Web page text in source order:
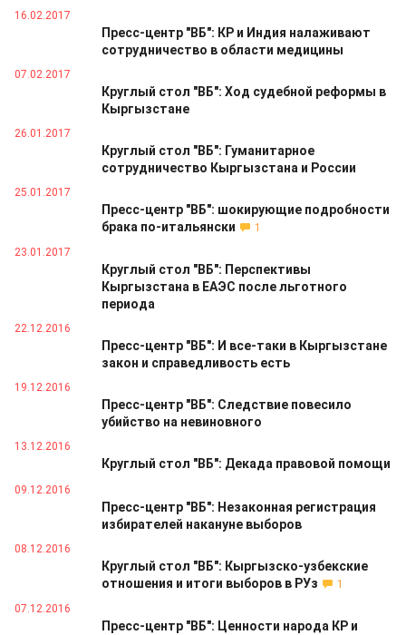
16.02.2017
Пресс-центр "ВБ": КР и Индия налаживают
сотрудничество в области медицины
07.02.2017
Круглый стол "ВБ": Ход судебной реформы в
Кыргызстане
26.01.2017
Круглый стол "ВБ": Гуманитарное
сотрудничество Кыргызстана и России
25.01.2017
Пресс-центр "ВБ": шокирующие подробности
брака по-итальянски
1
23.01.2017
Круглый стол "ВБ": Перспективы
Кыргызстана в ЕАЭС после льготного
периода
22.12.2016
Пресс-центр "ВБ": И все-таки в Кыргызстане
закон и справедливость есть
19.12.2016
Пресс-центр "ВБ": Следствие повесило
убийство на невиновного
13.12.2016
Круглый стол "ВБ": Декада правовой помощи
09.12.2016
Пресс-центр "ВБ": Незаконная регистрация
избирателей накануне выборов
08.12.2016
Круглый стол "ВБ": Кыргызско-узбекские
отношения и итоги выборов в РУз
1
07.12.2016
Пресс-центр "ВБ": Ценности народа КР и